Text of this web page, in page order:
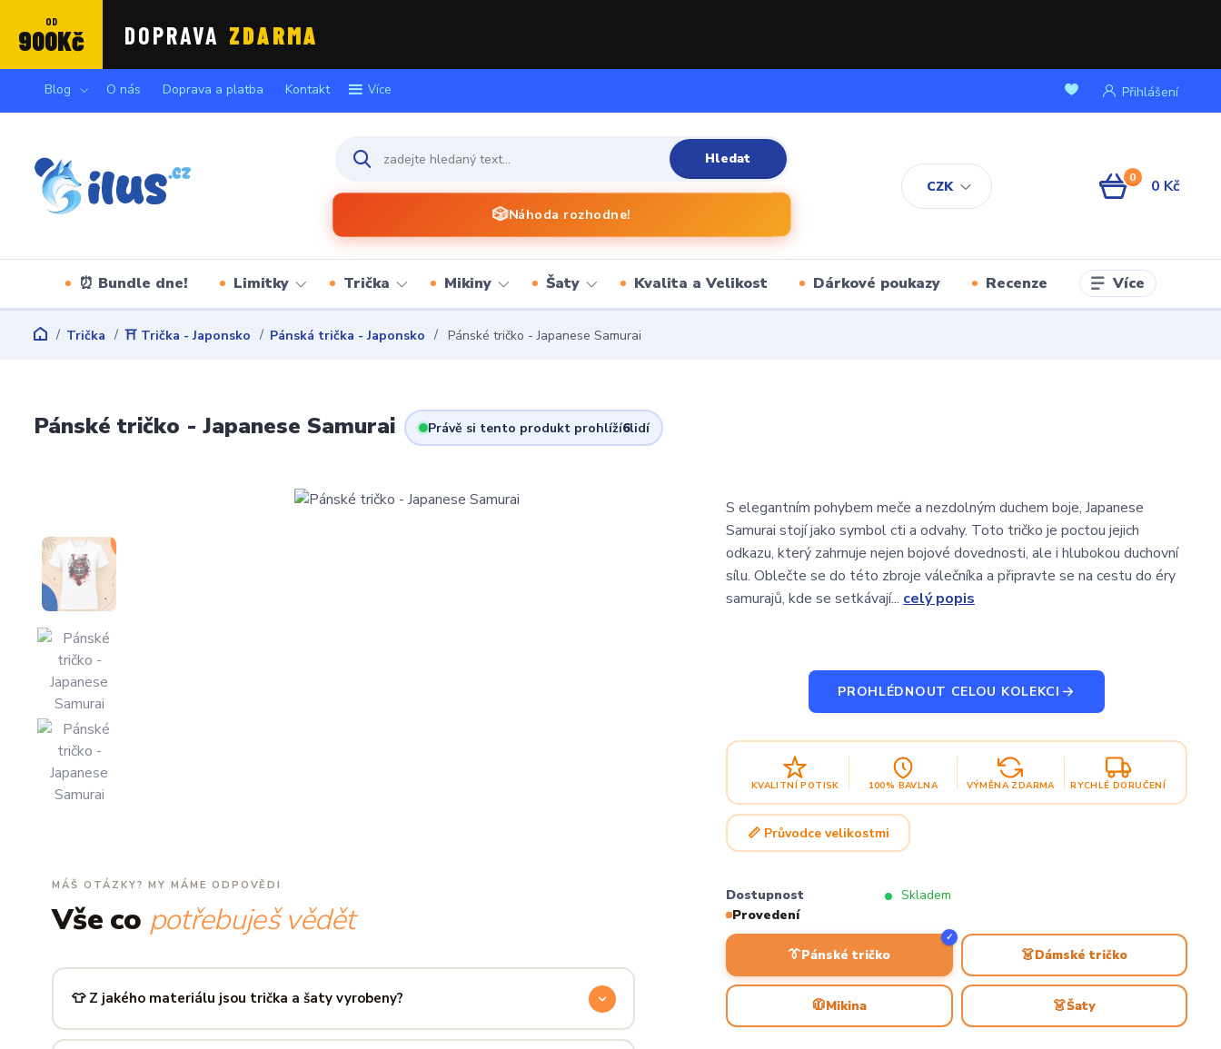
OD
900Kč DOPRAVA ZDARMA
Blog O nás Doprava a platba Kontakt Více
CZK
Přihlášení
Hledat
🎲Náhoda rozhodne!
0 0 Kč
⏰ Bundle dne! Limitky Trička Mikiny Šaty Kvalita a Velikost Dárkové poukazy Recenze Více
Trička ⛩️ Trička - Japonsko Pánská trička - Japonsko Pánské tričko - Japanese Samurai
Pánské tričko - Japanese Samurai Právě si tento produkt prohlíží6lidí
MÁŠ OTÁZKY? MY MÁME ODPOVĚDI
Vše co potřebuješ vědět
👕 Z jakého materiálu jsou trička a šaty vyrobeny?
Používáme prémiovou 100% bavlnu — měkkou na dotek, prodyšnou a odolnou. Produkt si
S elegantním pohybem meče a nezdolným duchem boje, Japanese
Samurai stojí jako symbol cti a odvahy. Toto tričko je poctou jejich
odkazu, který zahrnuje nejen bojové dovednosti, ale i hlubokou duchovní
sílu. Oblečte se do této zbroje válečníka a připravte se na cestu do éry
samurajů, kde se setkávají... celý popis
PROHLÉDNOUT CELOU KOLEKCI
KVALITNÍ POTISK 100% BAVLNA VÝMĚNA ZDARMA RYCHLÉ DORUČENÍ
📏 Průvodce velikostmi
Dostupnost
Skladem
Provedení
👔Pánské tričko
✓
👗Dámské tričko
🧥Mikina 👗Šaty